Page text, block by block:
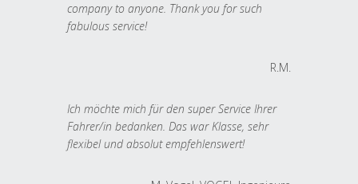
company to anyone. Thank you for such
fabulous service!
R.M.
Ich möchte mich für den super Service Ihrer
Fahrer/in bedanken. Das war Klasse, sehr
flexibel und absolut empfehlenswert!